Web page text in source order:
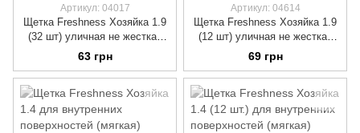
Артикул: 04017
Щетка Freshness Хозяйка 1.9
(32 шт) уличная не жесткая
щетина (черный) (80мм) с
резьбой под черенок
63 грн
Артикул: 04614
Щетка Freshness Хозяйка 1.9
(12 шт) уличная не жесткая
щетина (черный) (80мм) с
резьбой под черенок
69 грн